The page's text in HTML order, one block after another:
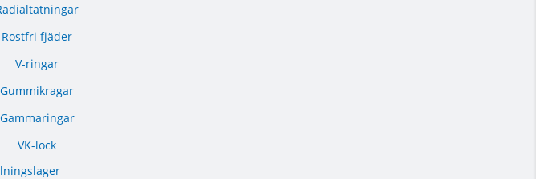
Rostfri fjäder
V-ringar
Gummikragar
Gammaringar
VK-lock